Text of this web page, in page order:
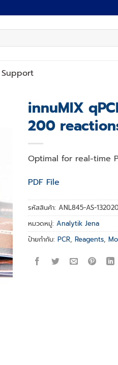
Support
innuMIX
200
Optimal for real-time
PDF File
รหัสสินค้า: ANL845-AS-
หมวดหมู่: Analytik Jena
ป้ายกำกับ: PCR, Reagents,